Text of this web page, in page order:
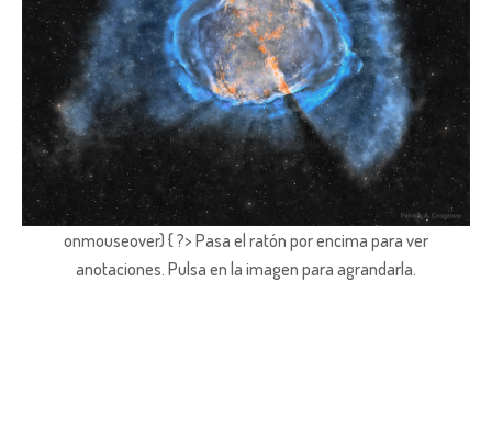
onmouseover) { ?> Pasa el ratón por encima para ver
anotaciones. Pulsa en la imagen para agrandarla.